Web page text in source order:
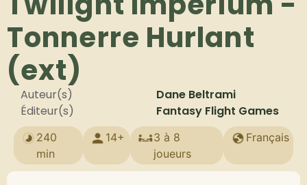
Tonnerre Hurlant
(ext)
Auteur(s)
Dane Beltrami
Éditeur(s)
Fantasy Flight Games
240
min
14+
3 à 8
joueurs
Français